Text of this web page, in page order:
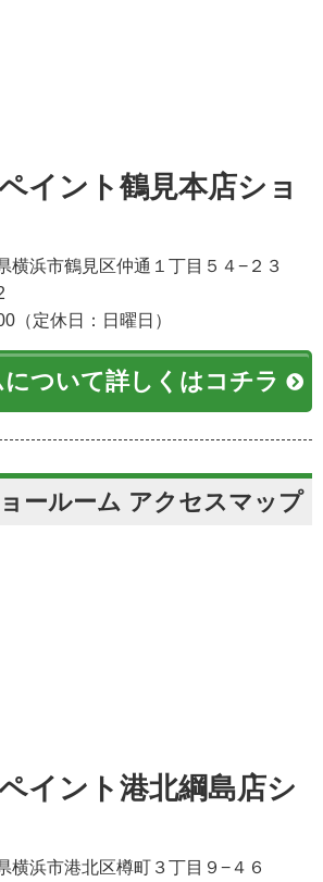
イント鶴見本店ショ
横浜市鶴見区仲通１丁目５４−２３
（定休日：日曜日）
ついて詳しくはコチラ
ールーム アクセスマップ
イント港北綱島店シ
横浜市港北区樽町３丁目９−４６